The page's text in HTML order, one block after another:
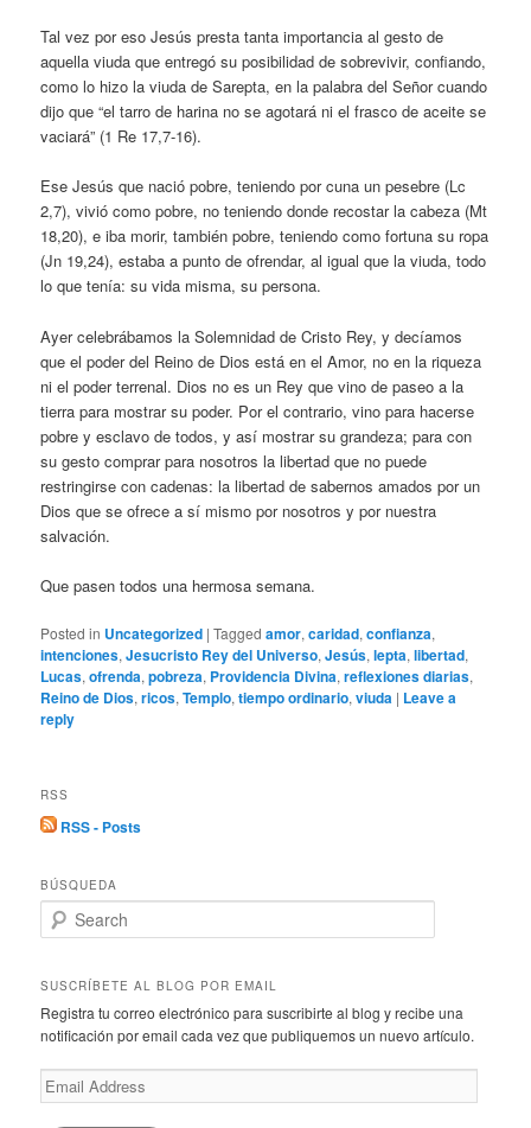
Tal vez por eso Jesús presta tanta importancia al gesto de
aquella viuda que entregó su posibilidad de sobrevivir, confiando,
como lo hizo la viuda de Sarepta, en la palabra del Señor cuando
dijo que “el tarro de harina no se agotará ni el frasco de aceite se
vaciará” (1 Re 17,7-16).
Ese Jesús que nació pobre, teniendo por cuna un pesebre (Lc
2,7), vivió como pobre, no teniendo donde recostar la cabeza (Mt
18,20), e iba morir, también pobre, teniendo como fortuna su ropa
(Jn 19,24), estaba a punto de ofrendar, al igual que la viuda, todo
lo que tenía: su vida misma, su persona.
Ayer celebrábamos la Solemnidad de Cristo Rey, y decíamos
que el poder del Reino de Dios está en el Amor, no en la riqueza
ni el poder terrenal. Dios no es un Rey que vino de paseo a la
tierra para mostrar su poder. Por el contrario, vino para hacerse
pobre y esclavo de todos, y así mostrar su grandeza; para con
su gesto comprar para nosotros la libertad que no puede
restringirse con cadenas: la libertad de sabernos amados por un
Dios que se ofrece a sí mismo por nosotros y por nuestra
salvación.
Que pasen todos una hermosa semana.
Posted in Uncategorized |Tagged amor,caridad,confianza,
intenciones,Jesucristo Rey del Universo,Jesús,lepta,libertad,
Lucas,ofrenda,pobreza, Providencia Divina,reflexiones diarias,
Reino de Dios,ricos,Templo,tiempo ordinario,viuda | Leave a
reply
RSS
RSS - Posts
BÚSQUEDA
e
r
h
SUSCRÍBETE AL BLOG POR EMAIL
Registra tu correo electrónico para suscribirte al blog y recibe una
notificación por email cada vez que publiquemos un nuevo artículo.
Email
Address